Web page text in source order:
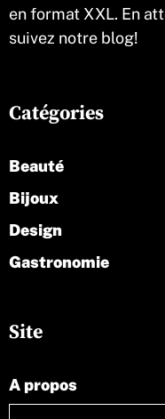
en format XXL. En
suivez notre blog!
Site
A propos
Catégories
Beauté
Bijoux
Design
Gastronomie